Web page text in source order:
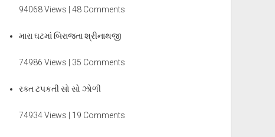
94068 Views | 48 Comments
મારા ઘટમાં બિરાજતા શ્રીનાથજી
74986 Views | 35 Comments
રક્ત ટપકતી સો સો ઝોળી
74934 Views | 19 Comments